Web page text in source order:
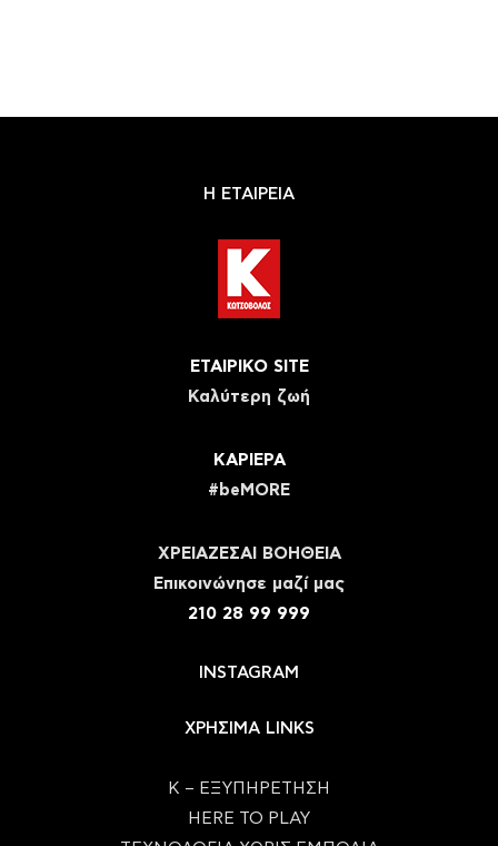
Η ΕΤΑΙΡΕΙΑ
ΕΤΑΙΡΙΚΟ SITE
Καλύτερη ζωή
ΚΑΡΙΕΡΑ
#beMORE
ΧΡΕΙΑΖΕΣΑΙ ΒΟΗΘΕΙΑ
Eπικοινώνησε μαζί μας
210 28 99 999
INSTAGRAM
ΧΡΗΣΙΜΑ LINKS
Κ – ΕΞΥΠΗΡΕΤΗΣΗ
HERE TO PLAY